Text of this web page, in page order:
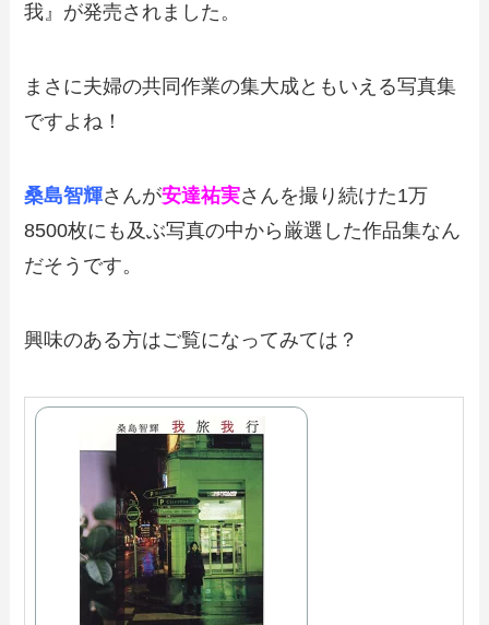
我』が発売されました。
まさに夫婦の共同作業の集大成ともいえる写真集
ですよね！
桑島智輝さんが安達祐実さんを撮り続けた1万
8500枚にも及ぶ写真の中から厳選した作品集なん
だそうです。
興味のある方はご覧になってみては？